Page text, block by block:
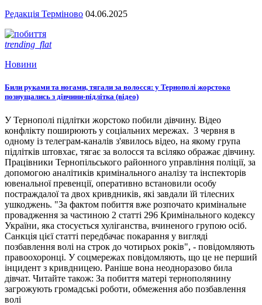
Редакція Терміново 04.06.2025
trending_flat
Новини
Били руками та ногами, тягали за волосся: у Тернополі жорстоко
познущались з дівчини-підлітка (відео)
У Тернополі підлітки жорстоко побили дівчину. Відео
конфлікту поширюють у соціальних мережах. 3 червня в
одному із телеграм-каналів з'явилось відео, на якому група
підлітків штовхає, тягає за волосся та всіляко ображає дівчину.
Працівники Тернопільського районного управління поліції, за
допомогою аналітиків кримінального аналізу та інспекторів
ювенальної превенції, оперативно встановили особу
постраждалої та двох кривдників, які завдали їй тілесних
ушкоджень. "За фактом побиття вже розпочато кримінальне
провадження за частиною 2 статті 296 Кримінального кодексу
України, яка стосується хуліганства, вчиненого групою осіб.
Санкція цієї статті передбачає покарання у вигляді
позбавлення волі на строк до чотирьох років", - повідомляють
правоохоронці. У соцмережах повідомляють, що це не перший
інцидент з кривдницею. Раніше вона неодноразово била
дівчат. Читайте також: За побиття матері тернополянину
загрожують громадські роботи, обмеження або позбавлення
волі